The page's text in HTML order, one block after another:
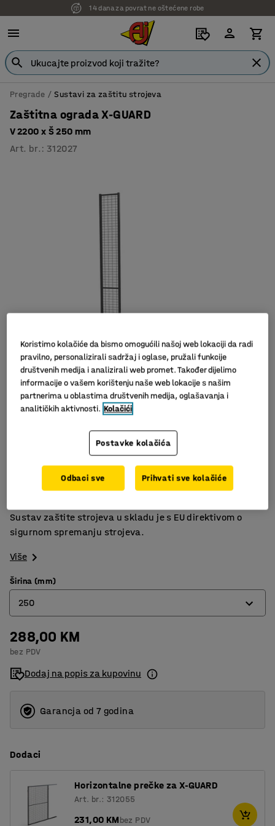
14 dana za povrat ne oštećene robe
7 godina garancije
Pregrade Sustavi za zaštitu strojeva
Zaštitna ograda X-GUARD
V 2200 x Š 250 mm
Art. br. : 312027
Jednostavna montaža
Fleksibilan sistem za ograđivanje
Različite širine
Panel s mrežom za X-GUARD sustav zaštitne ograde.
Sustav zaštite strojeva u skladu je s EU direktivom o
sigurnom spremanju strojeva.
Više
Širina (mm)
250
250
400
500
600
800
1000
288,00 KM
bez PDV
Dodaj na popis za kupovinu
Garancja od 7 godina
Dodaci
Horizontalne prečke za X-GUARD
Art. br.: 312055
231,00 KMbez PDV
Koristimo kolačiće da bismo omogućili našoj web lokaciji da radi
pravilno, personalizirali sadržaj i oglase, pružali funkcije
društvenih medija i analizirali web promet. Također dijelimo
informacije o vašem korištenju naše web lokacije s našim
partnerima u oblastima društvenih medija, oglašavanja i
analitičkih aktivnosti. Kolačići
Postavke kolačića
Odbaci sve Prihvati sve kolačiće